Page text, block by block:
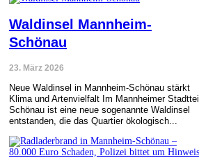
Waldinsel Mannheim-
Schönau
23. März 2026
Neue Waldinsel in Mannheim-Schönau stärkt
Klima und Artenvielfalt Im Mannheimer Stadtteil
Schönau ist eine neue sogenannte Waldinsel
entstanden, die das Quartier ökologisch...